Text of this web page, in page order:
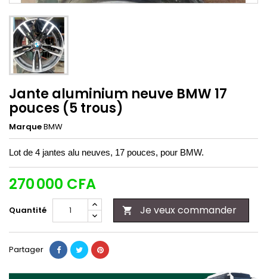
Jante aluminium neuve BMW 17
pouces (5 trous)
MarqueBMW
Lot de 4 jantes alu neuves, 17 pouces, pour BMW.
270 000 CFA
Quantité  Je veux commander
Partager